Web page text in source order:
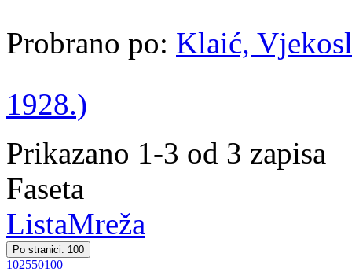
Probrano po: Klaić,
1928.)
Prikazano 1-3 od 3 zapisa
Faseta
ListaMreža
Po stranici: 100
102550100